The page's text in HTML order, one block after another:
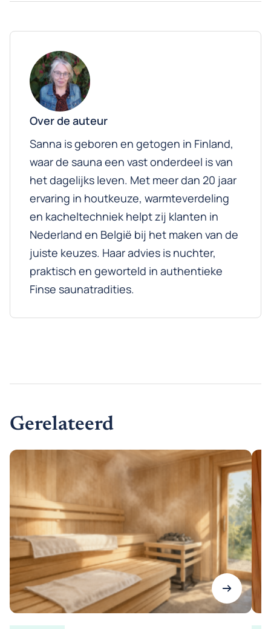
Over de auteur
Sanna is geboren en getogen in Finland,
waar de sauna een vast onderdeel is van
het dagelijks leven. Met meer dan 20 jaar
ervaring in houtkeuze, warmteverdeling
en kacheltechniek helpt zij klanten in
Nederland en België bij het maken van de
juiste keuzes. Haar advies is nuchter,
praktisch en geworteld in authentieke
Finse saunatradities.
Gerelateerd